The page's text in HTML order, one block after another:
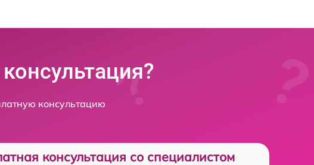
консультацию
консультация со специалистом